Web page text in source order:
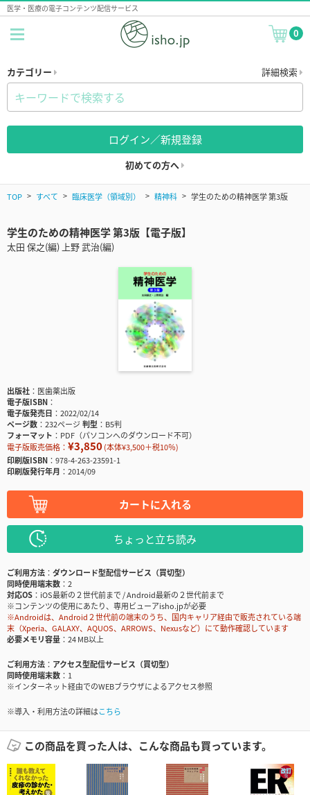
医学・医療の電子コンテンツ配信サービス
0
カテゴリー 詳細検索
ログイン／新規登録
初めての方へ
TOP すべて 臨床医学（領域別） 精神科 学生のための精神医学 第3版
学生のための精神医学 第3版【電子版】
太田 保之(編) 上野 武治(編)
出版社
医歯薬出版
電子版ISBN
電子版発売日
2022/02/14
ページ数
232ページ判型
B5判
フォーマット
PDF（パソコンへのダウンロード不可）
電子版販売価格： ¥3,850(本体¥3,500＋税10％)
印刷版ISBN
978-4-263-23591-1
印刷版発行年月
2014/09
カートに入れる
ちょっと立ち読み
ご利用方法
ダウンロード型配信サービス（買切型）
同時使用端末数
2
対応OS
iOS最新の２世代前まで / Android最新の２世代前まで
※コンテンツの使用にあたり、専用ビューアisho.jpが必要
※Androidは、Android２世代前の端末のうち、国内キャリア経由で販売されている端
末（Xperia、GALAXY、AQUOS、ARROWS、Nexusなど）にて動作確認しています
必要メモリ容量
24 MB以上
ご利用方法
アクセス型配信サービス（買切型）
同時使用端末数
1
※インターネット経由でのWEBブラウザによるアクセス参照
※導入・利用方法の詳細はこちら
この商品を買った人は、こんな商品も買っています。